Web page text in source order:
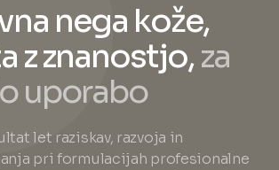
nega kože,
z znanostjo,za
uporabo
let raziskav, razvoja in
pri formulacijah profesionalne